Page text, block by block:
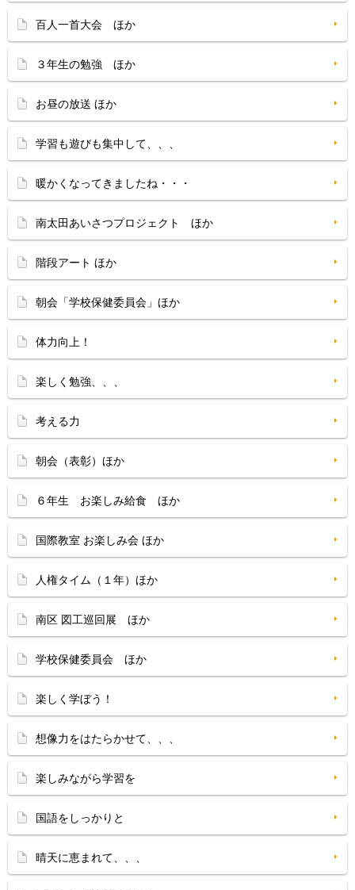
百人一首大会 ほか
３年生の勉強 ほか
お昼の放送 ほか
学習も遊びも集中して、、、
暖かくなってきましたね・・・
南太田あいさつプロジェクト ほか
階段アート ほか
朝会「学校保健委員会」ほか
体力向上！
楽しく勉強、、、
考える力
朝会（表彰）ほか
６年生 お楽しみ給食 ほか
国際教室 お楽しみ会 ほか
人権タイム（１年）ほか
南区 図工巡回展 ほか
学校保健委員会 ほか
楽しく学ぼう！
想像力をはたらかせて、、、
楽しみながら学習を
国語をしっかりと
晴天に恵まれて、、、